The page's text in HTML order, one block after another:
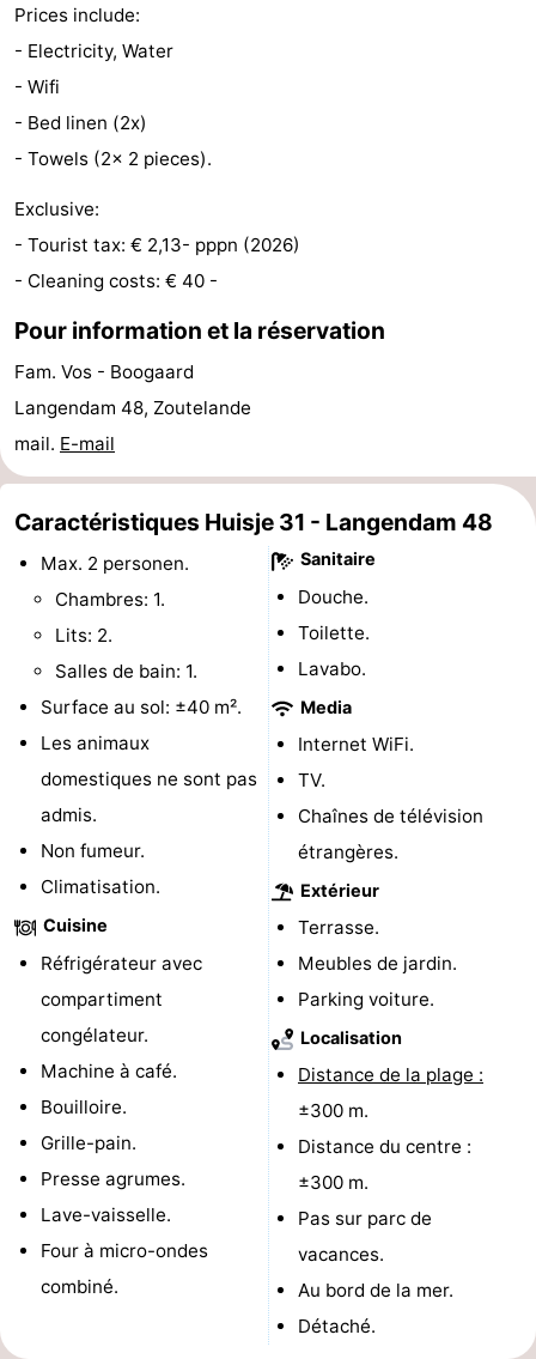
Phares
-
de
vue
-
Terrains
de
jeux
-
Aires
de
jeux
intérieures
Bowling
Centres
de
bien-
être
Villages
villes
Nature
Visites
guidées
Sports
Piscines
Faire
du
vélo
-
Randonnée
-
Équitation
Terrains
de
golf
-
Peche
Sportive
-
Equitation
Boire
manger
Événements
Conduite
l'anneau
Pratiques
Forum
Route
Prices include:
- Electricity, Water
- Wifi
- Bed linen (2x)
- Towels (2x 2 pieces).
Exclusive:
- Tourist tax: € 2,13- pppn (2026)
- Cleaning costs: € 40 -
Pour information et la réservation
Fam. Vos - Boogaard
Langendam 48, Zoutelande
mail. E-mail
Caractéristiques Huisje 31 - Langendam 48
Max. 2 personen.
Chambres: 1.
Lits: 2.
Salles de bain: 1.
Surface au sol: ±40 m².
Les animaux
domestiques ne sont pas
admis.
Non fumeur.
Climatisation.
Cuisine
Réfrigérateur avec
compartiment
congélateur.
Machine à café.
Bouilloire.
Grille-pain.
Presse agrumes.
Lave-vaisselle.
Four à micro-ondes
combiné.
Sanitaire
Douche.
Toilette.
Lavabo.
Media
Internet WiFi.
TV.
Chaînes de télévision
étrangères.
Extérieur
Terrasse.
Meubles de jardin.
Parking voiture.
Localisation
Distance de la plage :
±300 m.
Distance du centre :
±300 m.
Pas sur parc de
vacances.
Au bord de la mer.
Détaché.